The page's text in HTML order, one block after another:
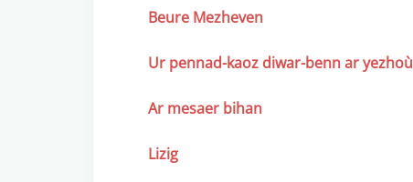
Beure Mezheven
Ur pennad-kaoz diwar-benn ar yezhoù
Ar mesaer bihan
Lizig